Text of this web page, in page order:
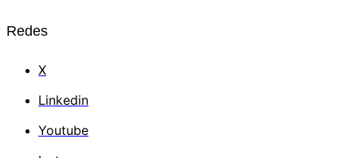
Redes
X
Linkedin
Youtube